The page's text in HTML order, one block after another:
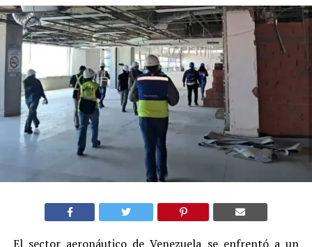
El sector aeronáutico de Venezuela se enfrentó a un